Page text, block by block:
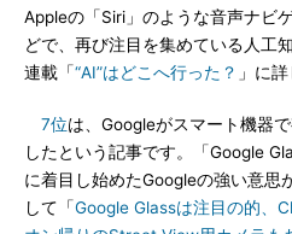
Appleの「Siri」のような音声ナビ
どで、再び注目を集めている人工
連載「“AI”はどこへ行った？ 」に
7位は、Googleがスマート機器
したという記事です。「Google
に着目し始めたGoogleの強い意思
して「Google Glassは注目の的、